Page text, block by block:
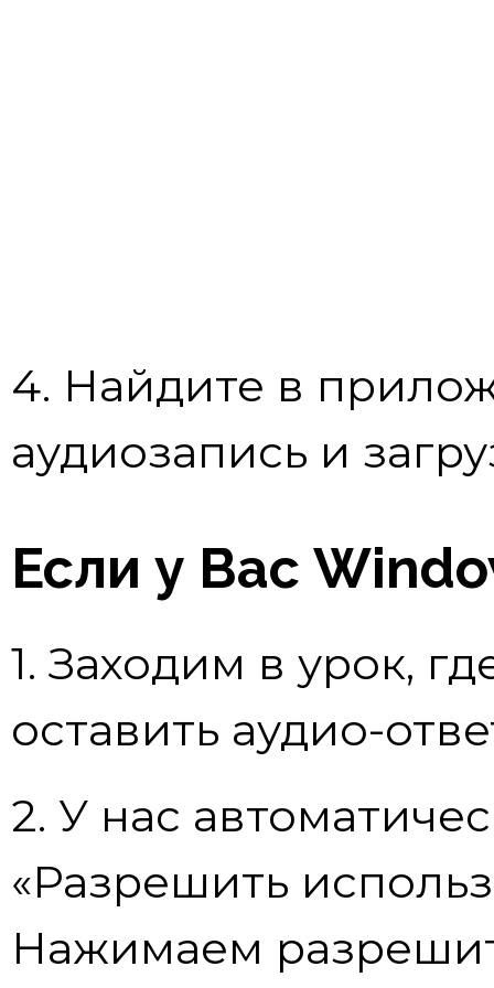
4. Найдите в
аудиозапись и
Если у Вас
1. Заходим в урок,
оставить аудио-
2. У нас
«Разрешить
Нажимаем